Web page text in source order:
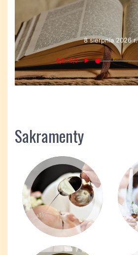
8 sierpnia 2026 r.
Sakramenty